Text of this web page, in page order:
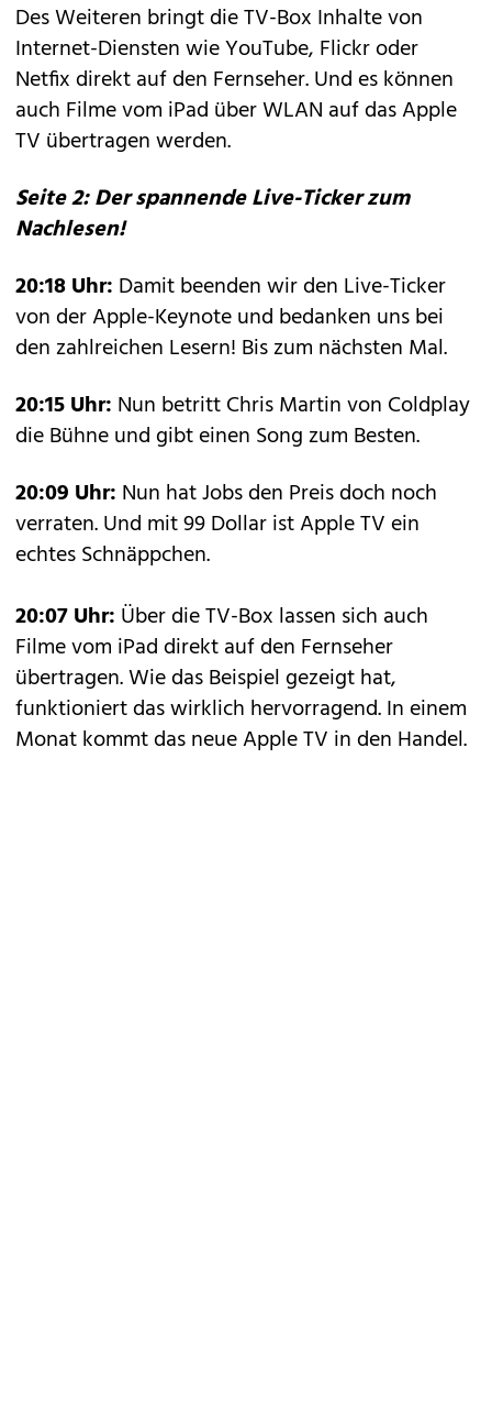
Des Weiteren bringt die TV-Box Inhalte von
Internet-Diensten wie YouTube, Flickr oder
Netfix direkt auf den Fernseher. Und es können
auch Filme vom iPad über WLAN auf das Apple
TV übertragen werden.
Seite 2: Der spannende Live-Ticker zum
Nachlesen!
20:18 Uhr: Damit beenden wir den Live-Ticker
von der Apple-Keynote und bedanken uns bei
den zahlreichen Lesern! Bis zum nächsten Mal.
20:15 Uhr: Nun betritt Chris Martin von Coldplay
die Bühne und gibt einen Song zum Besten.
20:09 Uhr: Nun hat Jobs den Preis doch noch
verraten. Und mit 99 Dollar ist Apple TV ein
echtes Schnäppchen.
20:07 Uhr: Über die TV-Box lassen sich auch
Filme vom iPad direkt auf den Fernseher
übertragen. Wie das Beispiel gezeigt hat,
funktioniert das wirklich hervorragend. In einem
Monat kommt das neue Apple TV in den Handel.